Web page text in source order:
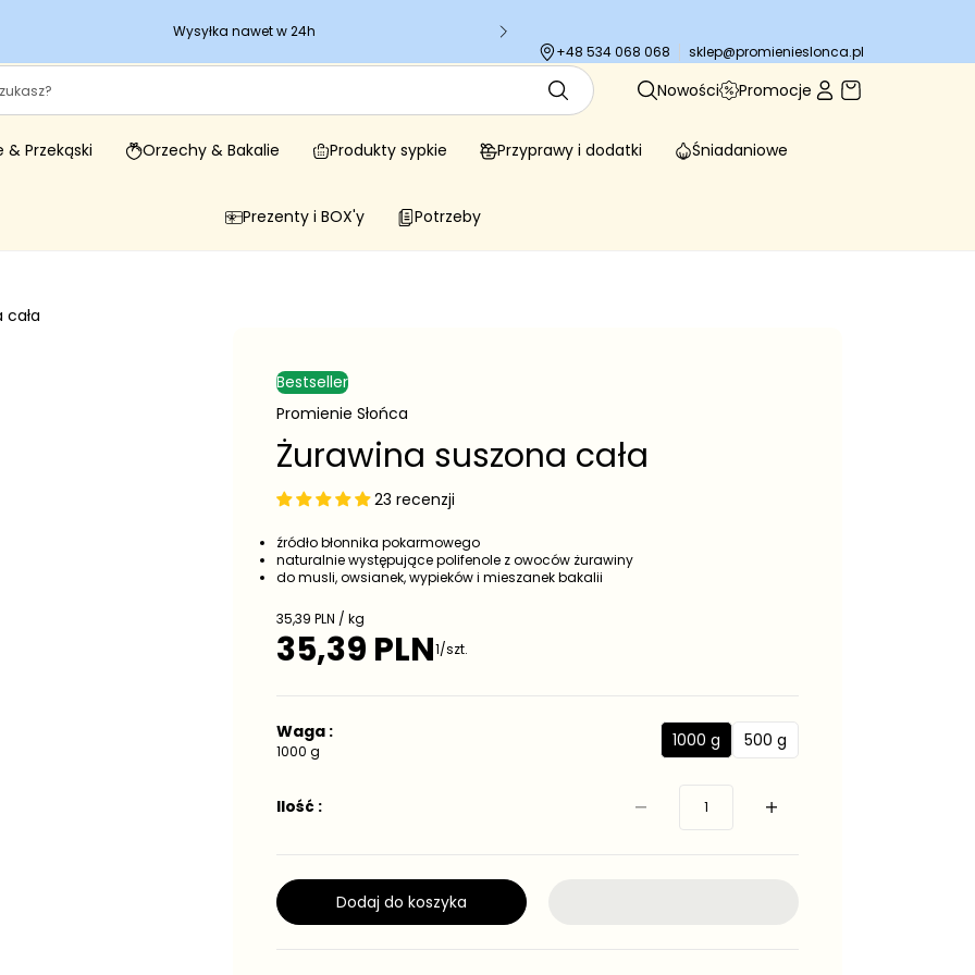
Wysyłka nawet w 24h
+48 534 068 068
sklep@promienieslonca.pl
Nowości Promocje
& Przekąski Orzechy & Bakalie Produkty sypkie Przyprawy i dodatki Śniadaniowe
Prezenty i BOX'y Potrzeby
cała
Bestseller
Promienie Słońca
Żurawina suszona cała
23 recenzji
źródło błonnika pokarmowego
naturalnie występujące polifenole z owoców żurawiny
do musli, owsianek, wypieków i mieszanek bakalii
C
e
n
d
n
o
k
a
35,39 PLN / kg
C
n
r
e
l
r
a
35,39 PLN1/szt.
Waga :
1000 g
1
1000 g
5
g
500 g
Ilość :
Dodaj do koszyka